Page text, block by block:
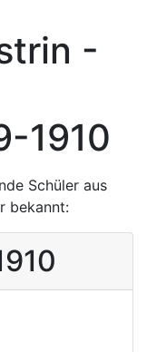
-
1910
Schüler aus
bekannt: